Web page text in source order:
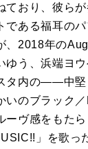
ており、彼ら
である福耳の
、2018年の
ゆう、浜端ヨ
タ内の――中堅
いのブラック
ーヴ感をもた
」を歌っ